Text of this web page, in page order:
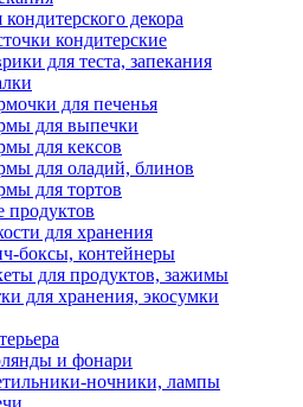
кондитерского декора
кондитерские
для теста, запекания
для печенья
для выпечки
для кексов
для оладий, блинов
для тортов
продуктов
для хранения
боксы, контейнеры
для продуктов, зажимы
для хранения, экосумки
и фонари
ночники, лампы